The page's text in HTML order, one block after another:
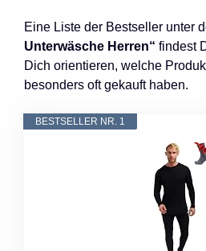
Eine Liste der Bestseller unter
Unterwäsche Herren“ findest
Dich orientieren, welche
besonders oft gekauft haben.
BESTSELLER NR. 1